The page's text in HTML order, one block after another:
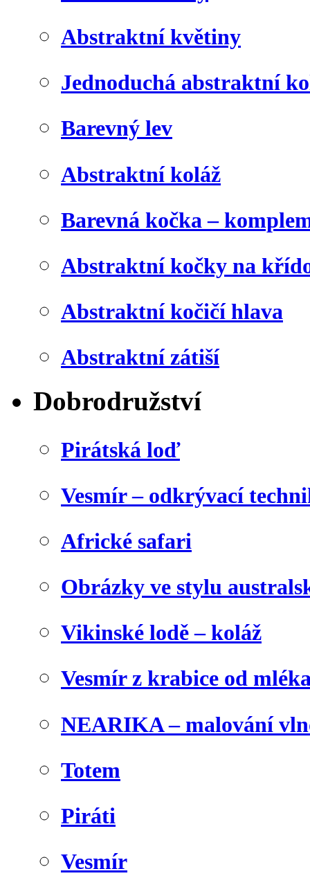
Abstraktní květiny
Jednoduchá abstraktní
Barevný lev
Abstraktní koláž
Barevná kočka –
Abstraktní kočky na
Abstraktní kočičí hlava
Abstraktní zátiší
Dobrodružství
Pirátská loď
Vesmír – odkrývací
Africké safari
Obrázky ve stylu
Vikinské lodě – koláž
Vesmír z krabice od
NEARIKA – malování
Totem
Piráti
Vesmír